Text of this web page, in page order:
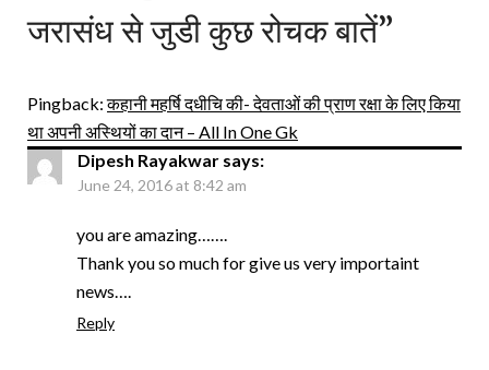
जरासंध से जुडी कुछ रोचक बातें”
Pingback:कहानी महर्षि दधीचि की- देवताओं की प्राण रक्षा के लिए किया
था अपनी अस्थियों का दान – All In One Gk
Dipesh Rayakwar says:
June 24, 2016 at 8:42 am
you are amazing…….
Thank you so much for give us very importaint
news….
Reply